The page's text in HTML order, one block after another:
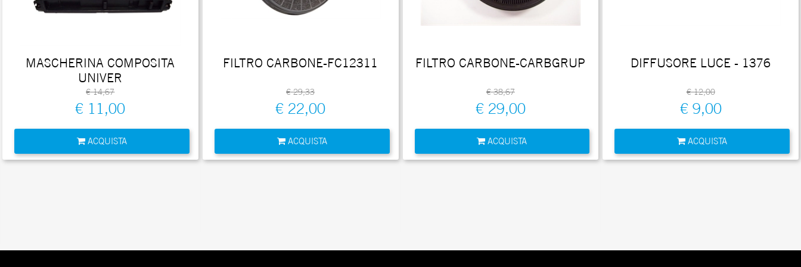
MASCHERINA COMPOSITA
UNIVER
€ 14,67
€ 11,00
ACQUISTA
FILTRO CARBONE-FC12311
€ 29,33
€ 22,00
ACQUISTA
FILTRO CARBONE-CARBGRUP
€ 38,67
€ 29,00
ACQUISTA
DIFFUSORE LUCE - 1376
€ 12,00
€ 9,00
ACQUISTA